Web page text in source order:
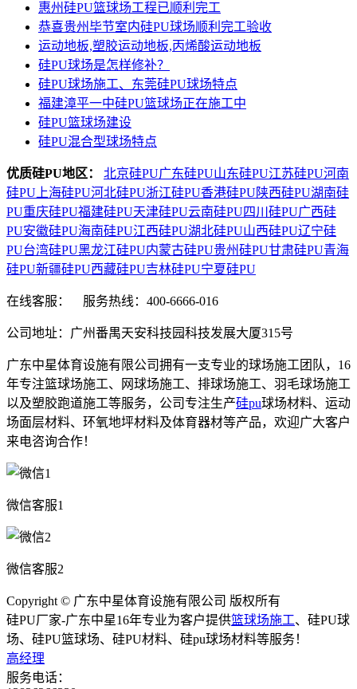
惠州硅PU篮球场工程已顺利完工
恭喜贵州毕节室内硅PU球场顺利完工验收
运动地板,塑胶运动地板,丙烯酸运动地板
硅PU球场是怎样修补？
硅PU球场施工、东莞硅PU球场特点
福建漳平一中硅PU篮球场正在施工中
硅PU篮球场建设
硅PU混合型球场特点
优质硅PU地区： 北京硅PU广东硅PU山东硅PU江苏硅PU河南
硅PU 上海硅PU河北硅PU浙江硅PU香港硅PU陕西硅PU湖南硅
PU重庆硅PU福建硅PU天津硅PU云南硅PU四川硅PU广西硅
PU安徽硅PU海南硅PU江西硅PU湖北硅PU山西硅PU辽宁硅
PU台湾硅PU黑龙江硅PU内蒙古硅PU贵州硅PU甘肃硅PU青海
硅PU新疆硅PU西藏硅PU吉林硅PU宁夏硅PU
在线客服： 服务热线：400-6666-016
公司地址：广州番禺天安科技园科技发展大厦315号
广东中星体育设施有限公司拥有一支专业的球场施工团队，16
年专注篮球场施工、网球场施工、排球场施工、羽毛球场施工
以及塑胶跑道施工等服务，公司专注生产硅pu球场材料、运动
场面层材料、环氧地坪材料及体育器材等产品，欢迎广大客户
来电咨询合作！
微信客服1
微信客服2
Copyright © 广东中星体育设施有限公司 版权所有
硅PU厂家-广东中星16年专业为客户提供篮球场施工、硅PU球
场、硅PU篮球场、硅PU材料、硅pu球场材料等服务！
高经理
服务电话：